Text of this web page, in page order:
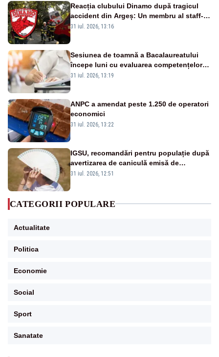
Reacția clubului Dinamo după tragicul
accident din Argeș: Un membru al staff-
ului medical a murit, antrenorul Adrian
31 iul. 2026, 13:16
Sesiunea de toamnă a Bacalaureatului
începe luni cu evaluarea competențelor
orale la Limba română
31 iul. 2026, 13:19
ANPC a amendat peste 1.250 de operatori
economici
31 iul. 2026, 13:22
IGSU, recomandări pentru populație după
avertizarea de caniculă emisă de
meteorologi
31 iul. 2026, 12:51
CATEGORII POPULARE
Actualitate
Politica
Economie
Social
Sport
Sanatate